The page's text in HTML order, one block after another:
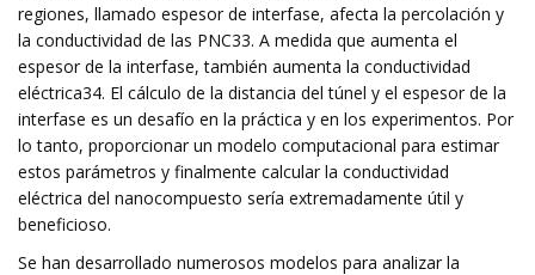
regiones, llamado espesor de interfase, afecta la percolación y
la conductividad de las PNC33. A medida que aumenta el
espesor de la interfase, también aumenta la conductividad
eléctrica34. El cálculo de la distancia del túnel y el espesor de la
interfase es un desafío en la práctica y en los experimentos. Por
lo tanto, proporcionar un modelo computacional para estimar
estos parámetros y finalmente calcular la conductividad
eléctrica del nanocompuesto sería extremadamente útil y
beneficioso.
Se han desarrollado numerosos modelos para analizar la